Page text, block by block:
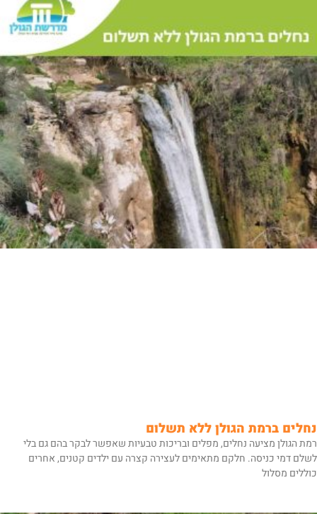
נחלים ברמת הגולן ללא תשלום
רמת הגולן מציעה נחלים, מפלים ובריכות טבעיות שאפשר לבקר בהם גם בלי
לשלם דמי כניסה. חלקם מתאימים לעצירה קצרה עם ילדים קטנים, אחרים
כוללים מסלול